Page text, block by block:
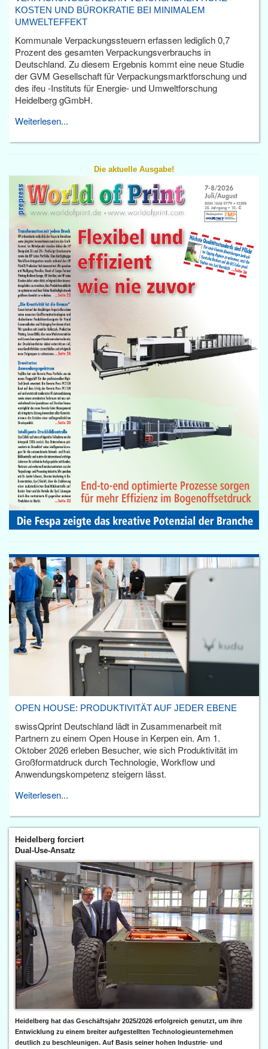
KOSTEN UND BÜROKRATIE BEI MINIMALEM
UMWELTEFFEKT
Kommunale Verpackungssteuern erfassen lediglich 0,7
Prozent des gesamten Verpackungsverbrauchs in
Deutschland. Zu diesem Ergebnis kommt eine neue Studie
der GVM Gesellschaft für Verpackungsmarktforschung und
des ifeu -Instituts für Energie- und Umweltforschung
Heidelberg gGmbH.
Weiterlesen...
Die aktuelle Ausgabe!
OPEN HOUSE: PRODUKTIVITÄT AUF JEDER EBENE
swissQprint Deutschland lädt in Zusammenarbeit mit
Partnern zu einem Open House in Kerpen ein. Am 1.
Oktober 2026 erleben Besucher, wie sich Produktivität im
Großformatdruck durch Technologie, Workflow und
Anwendungskompetenz steigern lässt.
Weiterlesen...
Heidelberg forciert
Dual-Use-Ansatz
Heidelberg hat das Geschäftsjahr 2025/2026 erfolgreich genutzt, um ihre
Entwicklung zu einem breiter aufgestellten Technologieunternehmen
deutlich zu beschleunigen. Auf Basis seiner hohen Industrie- und